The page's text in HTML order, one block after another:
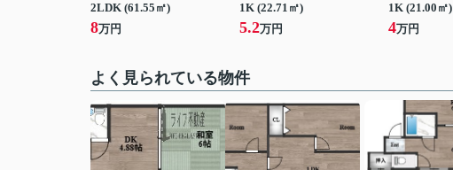
2LDK (61.55㎡)
8万円
1K (22.71㎡)
5.2万円
1K (21.00㎡)
4万円
よく見られている物件